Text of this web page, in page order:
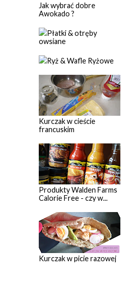
Jak wybrać dobre
Awokado ?
Płatki & otręby
owsiane
Ryż & Wafle Ryżowe
Kurczak w cieście
francuskim
Produkty Walden Farms
Calorie Free - czy w...
Kurczak w picie razowej